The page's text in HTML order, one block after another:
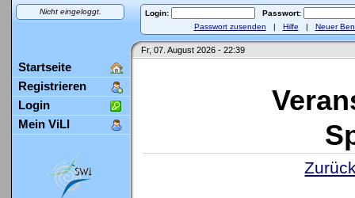
Nicht eingeloggt. Login:
Passwort:
Passwort zusenden | Hilfe | Neuer
Fr, 07. August 2026 - 22:39
Startseite
Registrieren
Login
Mein ViLI